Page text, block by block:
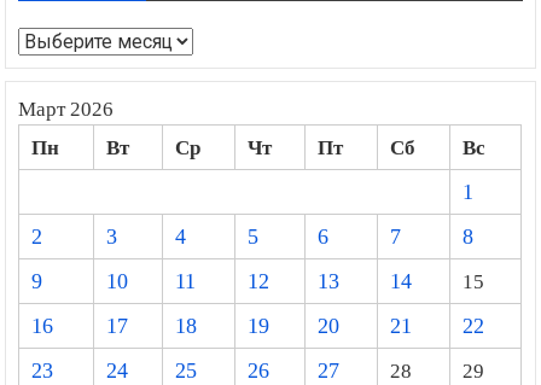
Архивы
Март 2026
Пн Вт Ср Чт Пт Сб
Вс
1
2
3 4 5 6 7
8
9
10 11 12 13 14
15
16
17 18 19 20 21
22
23
24 25 26 27 28
29